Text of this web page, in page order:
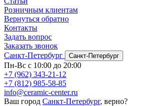
Розничным клиентам
Вернуться обратно
Контакты
Задать вопрос
Заказать звонок
Санкт-Петербург
Санкт-Петербург
Пн-Вс с 10:00 до 20:00
+7 (962) 343-21-12
+7 (812) 985-58-85
info@ceramic-center.ru
Ваш город Санкт-Петербург, верно?